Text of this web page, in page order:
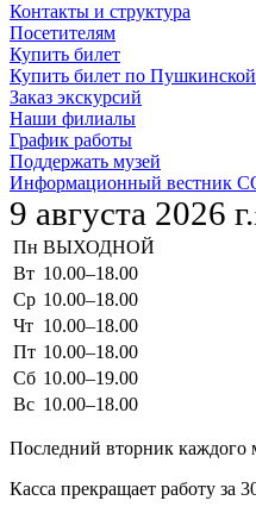
Контакты и структура
Посетителям
Купить билет
Купить билет по Пушкинской
Заказ экскурсий
Наши филиалы
График работы
Поддержать музей
Информационный вестник
9 августа 2026 г.
Пн ВЫХОДНОЙ
Вт 10.00–18.00
Ср 10.00–18.00
Чт 10.00–18.00
Пт 10.00–18.00
Сб 10.00–19.00
Вс 10.00–18.00
Последний вторник каждого
Касса прекращает работу за